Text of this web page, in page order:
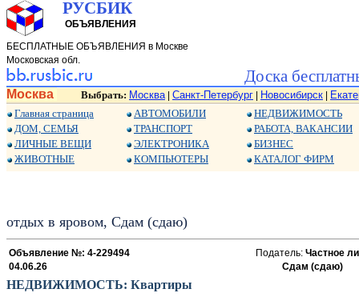
РУСБИК
ОБЪЯВЛЕНИЯ
БЕСПЛАТНЫЕ ОБЪЯВЛЕНИЯ в Москве
Московская обл.
Доска
Москва Выбрать: Москва| Санкт-Петербург Новосибирск
Главная страница
ДОМ, СЕМЬЯ
ЛИЧНЫЕ ВЕЩИ
ЖИВОТНЫЕ
АВТОМОБИЛИ
ТРАНСПОРТ
ЭЛЕКТРОНИКА
КОМПЬЮТЕРЫ
НЕДВИЖИМОСТЬ
РАБОТА, ВАКАНСИИ
БИЗНЕС
КАТАЛОГ ФИРМ
отдых в яровом, Сдам (сдаю)
Объявление №: 4-229494
04.06.26
Податель: Частное
Сдам (сдаю)
НЕДВИЖИМОСТЬ: Квартиры